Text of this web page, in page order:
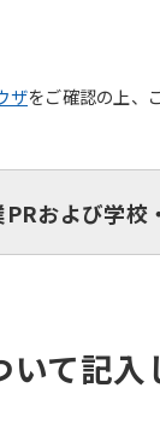
ザをご確認の上、
PRおよび学校
て記入